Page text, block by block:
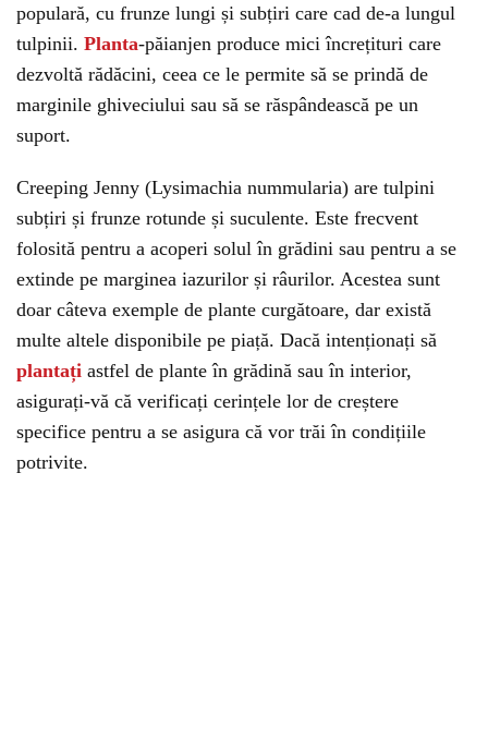
populară, cu frunze lungi și subțiri care cad de-a lungul
tulpinii. Planta-păianjen produce mici încrețituri care
dezvoltă rădăcini, ceea ce le permite să se prindă de
marginile ghiveciului sau să se răspândească pe un
suport.
Creeping Jenny (Lysimachia nummularia) are tulpini
subțiri și frunze rotunde și suculente. Este frecvent
folosită pentru a acoperi solul în grădini sau pentru a se
extinde pe marginea iazurilor și râurilor. Acestea sunt
doar câteva exemple de plante curgătoare, dar există
multe altele disponibile pe piață. Dacă intenționați să
plantați astfel de plante în grădină sau în interior,
asigurați-vă că verificați cerințele lor de creștere
specifice pentru a se asigura că vor trăi în condițiile
potrivite.